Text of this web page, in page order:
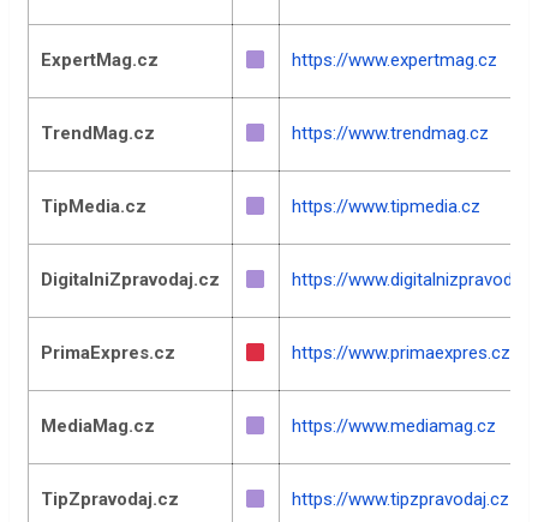
ExpertMag.cz https://www.expertmag.cz
TrendMag.cz https://www.trendmag.cz
TipMedia.cz https://www.tipmedia.cz
DigitalniZpravodaj.cz https://
PrimaExpres.cz https://www.primaexpres.cz
MediaMag.cz https://www.mediamag.cz
TipZpravodaj.cz https://www.tipzpravodaj.cz